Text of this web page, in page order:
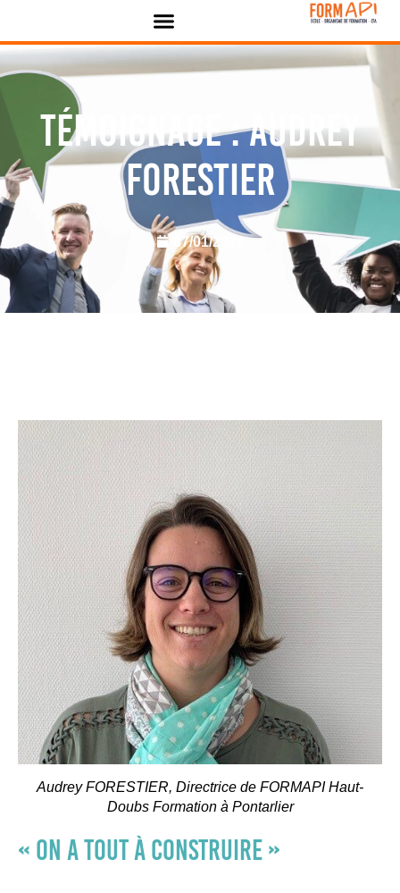
Témoignage : Audrey
FORESTIER
07/01/2020
Audrey FORESTIER, Directrice de FORMAPI Haut-
Doubs Formation à Pontarlier
« On a tout à construire »
Panneau de gestion des cookies